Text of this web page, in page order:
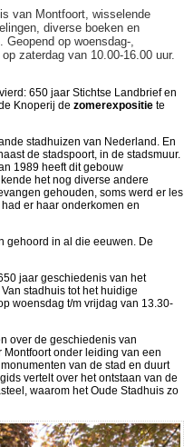
van Montfoort, wisselende
diverse boeken en
op woensdag-,
zaterdag van 10.00-16.00 uur.
650 jaar Stichtse Landbrief en
Knoperij de zomerexpositiete
stadhuizen van Nederland. En
de stadspoort, in de stadsmuur.
1989 heeft dit gebouw
het nog diverse andere
gehouden, soms werd er les
er haar onderkomen en
gehoord in al die eeuwen. De
jaar geschiedenis van het
stadhuis tot het huidige
woensdag t/m vrijdag van 13.30-
over de geschiedenis van
onder leiding van een
van de stad en duurt
vertelt over het ontstaan van de
waarom het Oude Stadhuis zo